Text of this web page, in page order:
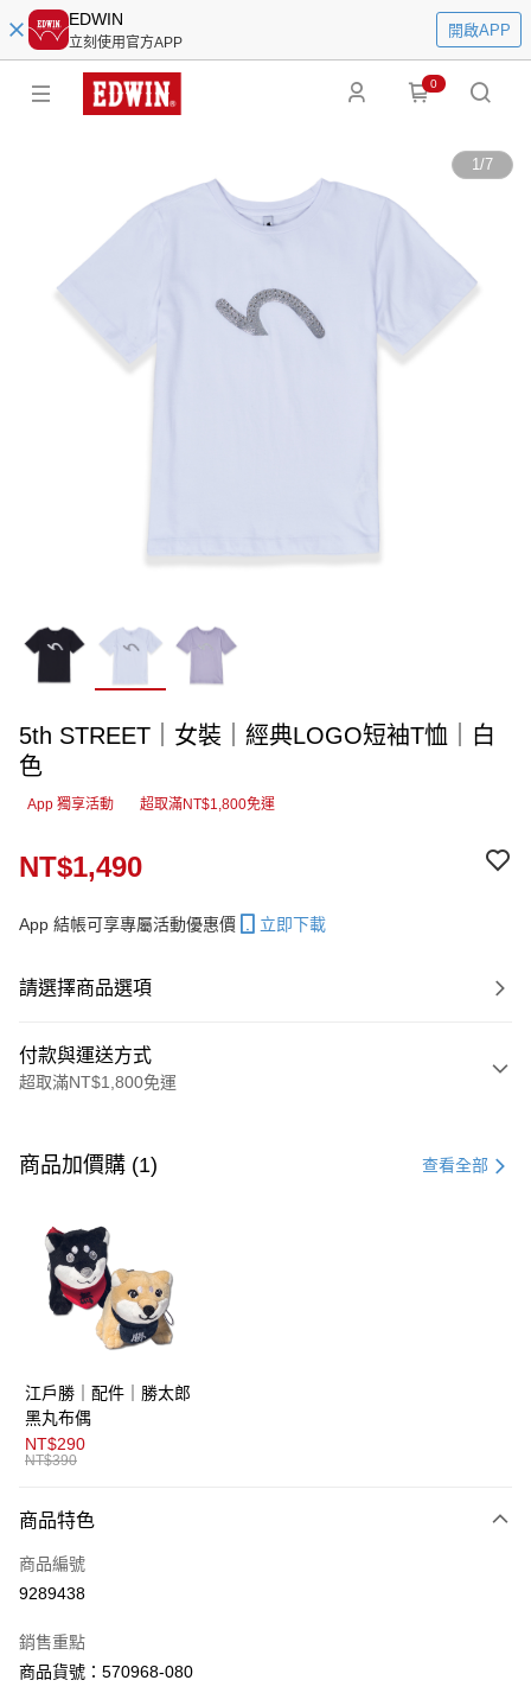
EDWIN
立刻使用官方APP
開啟APP
0
1/7
5th STREET｜女裝｜經典LOGO短袖T恤｜白
色
App 獨享活動 超取滿NT$1,800免運
NT$1,490
App 結帳可享專屬活動優惠價 立即下載
請選擇商品選項
付款與運送方式
超取滿NT$1,800免運
信用卡一次付款
LINE Pay
AFTEE先享後付
【關於「AFTEE先享後付」】
便利好安心！
１．簡單：不需註冊會員、不需綁卡、不需儲值。
２．便利：只要手機號碼，簡訊認證，即可結帳。
３．安心：先確認商品／服務後，再付款。
１．於結帳方式選擇「AFTEE先享後付」後，將跳轉至「AFTEE先享後付」
２．訂單成立數日內，您將收到繳費通知簡訊。
３．收到繳費通知簡訊後14天內，點擊此簡訊中的連結，可透過四大超商／
購買商品的店家。未經商家同意取消之訂單仍視為有效，需透過AFTEE先享
後付繳納相關費用。
運送方式
全家取貨付款
每筆NT$80，滿NT$1,800(含以上)免運費
每筆NT$80，滿NT$1,800(含以上)免運費
商品加價購 (1) 查看全部
江戶勝｜配件｜勝太郎
黑丸布偶
NT$290
NT$390
商品特色
商品編號
9289438
銷售重點
商品貨號：570968-080